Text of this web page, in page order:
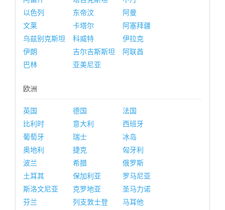
以色列
东帝汶
阿曼
文莱
卡塔尔
阿塞拜疆
乌兹别克斯坦
科威特
伊拉克
伊朗
吉尔吉斯斯坦
阿联酋
巴林
亚美尼亚
欧洲
英国 德国
法国
比利时
意大利
西班牙
葡萄牙
瑞士
冰岛
奥地利
捷克
匈牙利
波兰
希腊
俄罗斯
土耳其
保加利亚
罗马尼亚
斯洛文尼亚
克罗地亚
圣马力诺
芬兰
列支敦士登
马耳他